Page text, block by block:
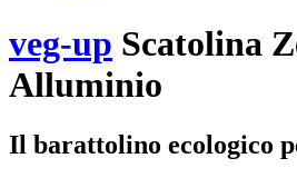
veg-up Scatolina
Alluminio
Il barattolino ecologico